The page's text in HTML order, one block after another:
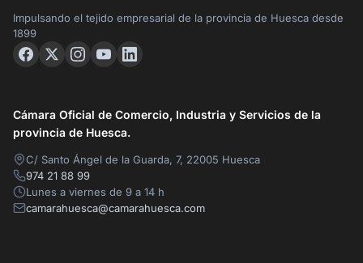
Impulsando el tejido empresarial de la provincia de Huesca desde
1899
Cámara Oficial de Comercio, Industria y Servicios de la
provincia de Huesca.
C/ Santo Ángel de la Guarda, 7, 22005 Huesca
974 21 88 99
Lunes a viernes de 9 a 14 h
camarahuesca@camarahuesca.com